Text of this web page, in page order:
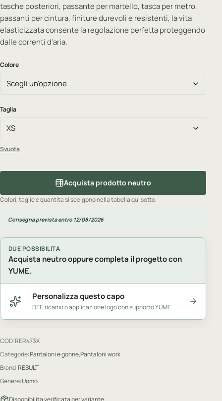
tasche posteriori, passante per martello, tasca per metro,
passanti per cintura, finiture durevoli e resistenti, la vita
elasticizzata consente la regolazione perfetta proteggendo
dalle correnti d’aria.
Colore
Taglia
Svuota
Acquista prodotto neutro
Colori, taglie e quantita si scelgono nella tabella qui sotto.
Consegna prevista entro 12/08/2026
DUE POSSIBILITA
Acquista neutro oppure completa il progetto con
YUME.
Personalizza questo capo
DTF, ricamo o applicazione logo con supporto YUME
COD:RER473X
Categorie:Pantaloni e gonne,Pantaloni work
Brand:RESULT
Genere:Uomo